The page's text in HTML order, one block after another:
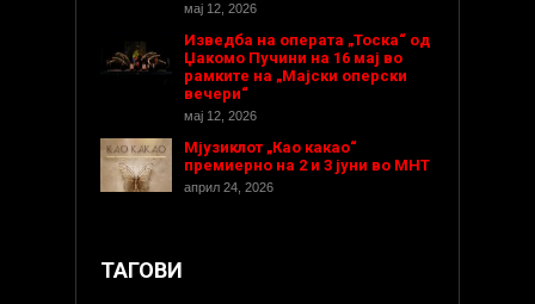
мај 12, 2026
Изведба на операта „Тоска“ од
Џакомо Пучини на 16 мај во
рамките на „Мајски оперски
вечери“
мај 12, 2026
Мјузиклот „Као какао“
премиерно на 2 и 3 јуни во МНТ
април 24, 2026
ТАГОВИ